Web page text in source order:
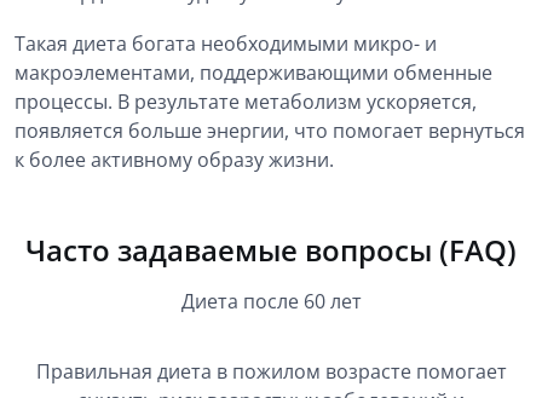
Такая диета богата необходимыми микро- и
макроэлементами, поддерживающими обменные
процессы. В результате метаболизм ускоряется,
появляется больше энергии, что помогает вернуться
к более активному образу жизни.
Часто задаваемые вопросы (FAQ)
Диета после 60 лет
Правильная диета в пожилом возрасте помогает